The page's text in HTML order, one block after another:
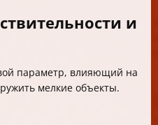
и
параметр, влияющий на
мелкие объекты.